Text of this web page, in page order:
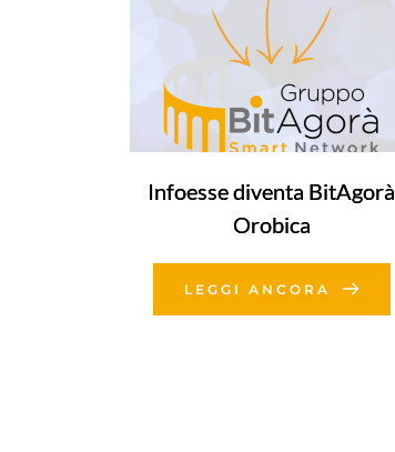
Infoesse diventa BitAgorà
Orobica
LEGGI ANCORA